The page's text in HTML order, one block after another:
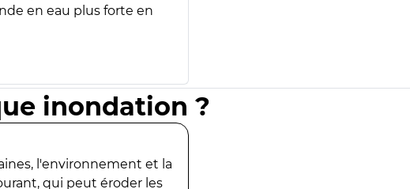
en eau plus forte en
inondation ?
l'environnement et la
qui peut éroder les